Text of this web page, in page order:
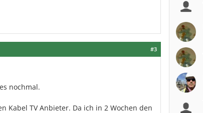
#3
nochmal.
Kabel TV Anbieter. Da ich in 2 Wochen den